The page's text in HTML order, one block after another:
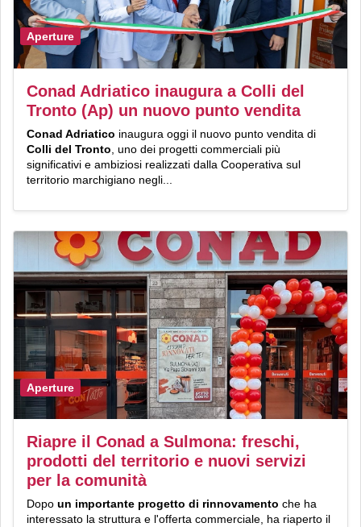
Aperture
Conad Adriatico inaugura a Colli del
Tronto (Ap) un nuovo punto vendita
Conad Adriatico inaugura oggi il nuovo punto vendita di
Colli del Tronto , uno dei progetti commerciali più
significativi e ambiziosi realizzati dalla Cooperativa sul
territorio marchigiano negli...
Aperture
Riapre il Conad a Sulmona: freschi,
prodotti del territorio e nuovi servizi
per la comunità
Dopo un importante progetto di rinnovamento che ha
interessato la struttura e l'offerta commerciale, ha riaperto il